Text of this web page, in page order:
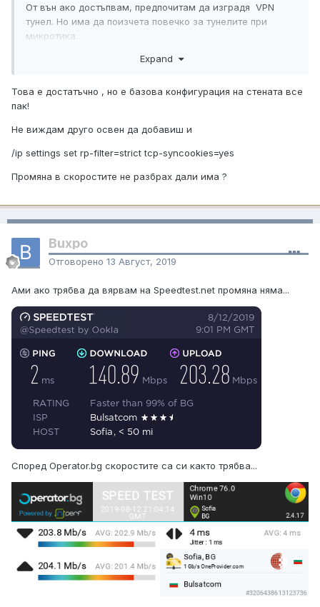
От вън ако достъпвам, предпочитам да изградя VPN
тунел. Но има да поизчета повечко за тунелите при
микротика.
Expand
Това е достатъчно , но е базова конфигурация на стената все
пак!
Не виждам друго освен да добавиш и
/ip settings set rp-filter=strict tcp-syncookies=yes
Промяна в скоростите не разбрах дали има ?
Buxpo
Отговорено 13 Август, 2019
Ами ако трябва да вярвам на Speedtest.net промяна няма...
Според Operator.bg скоростите са си както трябва...